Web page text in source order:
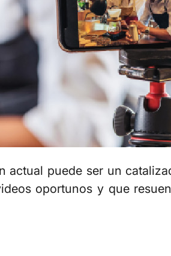
puede ser un
oportunos y que